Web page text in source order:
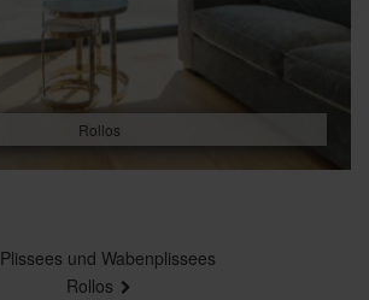
Rollos
Plissees und Wabenplissees
Rollos